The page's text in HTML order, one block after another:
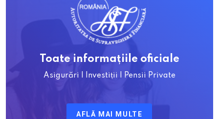
Toate informațiile oficiale
Asigurări | Investiții | Pensii Private
AFLĂ MAI MULTE